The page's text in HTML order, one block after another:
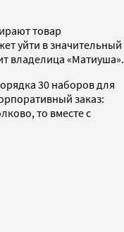
товар
уйти в значительный
владелица «Матиуша».
30 наборов для
заказ:
то вместе с